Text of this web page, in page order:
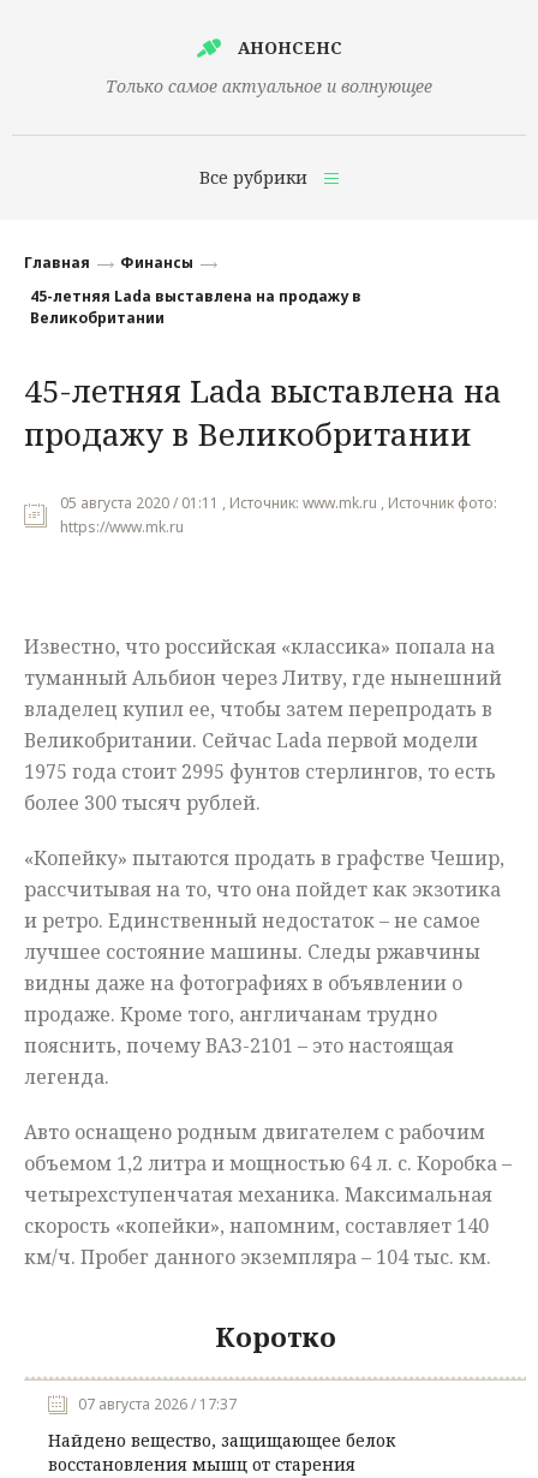
АНОНСЕНС
Только самое актуальное и волнующее
Все рубрики
Финансы
Наука
Культура
Политика
Главная
Финансы
45-летняя Lada выставлена на продажу в
Великобритании
45-летняя Lada выставлена на
продажу в Великобритании
05 августа 2020 / 01:11 , Источник: www.mk.ru , Источник фото:
https://www.mk.ru
Известно, что российская «классика» попала на
туманный Альбион через Литву, где нынешний
владелец купил ее, чтобы затем перепродать в
Великобритании. Сейчас Lada первой модели
1975 года стоит 2995 фунтов стерлингов, то есть
более 300 тысяч рублей.
«Копейку» пытаются продать в графстве Чешир,
рассчитывая на то, что она пойдет как экзотика
и ретро. Единственный недостаток – не самое
лучшее состояние машины. Следы ржавчины
видны даже на фотографиях в объявлении о
продаже. Кроме того, англичанам трудно
пояснить, почему ВАЗ-2101 – это настоящая
легенда.
Авто оснащено родным двигателем с рабочим
объемом 1,2 литра и мощностью 64 л. с. Коробка –
четырехступенчатая механика. Максимальная
скорость «копейки», напомним, составляет 140
км/ч. Пробег данного экземпляра – 104 тыс. км.
Коротко
07 августа 2026 / 17:37
Найдено вещество, защищающее белок
восстановления мышц от старения